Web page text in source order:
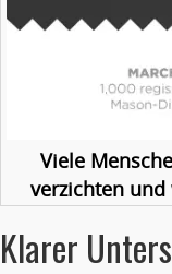
Viele
verzichten
Klarer